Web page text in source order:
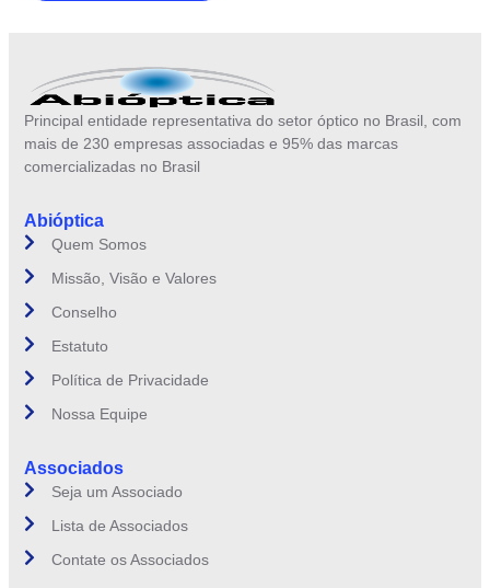
Principal entidade representativa do setor óptico no Brasil, com
mais de 230 empresas associadas e 95% das marcas
comercializadas no Brasil
Abióptica
Quem Somos
Missão, Visão e Valores
Conselho
Estatuto
Política de Privacidade
Nossa Equipe
Associados
Seja um Associado
Lista de Associados
Contate os Associados